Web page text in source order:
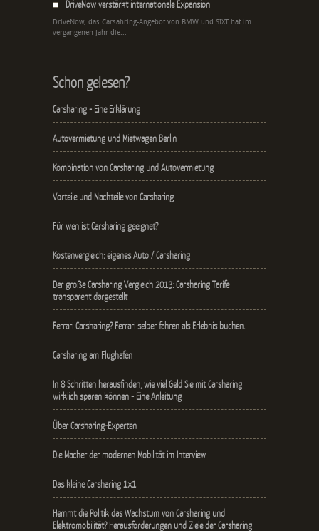
DriveNow verstärkt internationale Expansion
DriveNow, das Carsahring-Angebot von BMW und SIXT hat im
vergangenen Jahr die...
Schon gelesen?
Carsharing - Eine Erklärung
Autovermietung und Mietwagen Berlin
Kombination von Carsharing und Autovermietung
Vorteile und Nachteile von Carsharing
Für wen ist Carsharing geeignet?
Kostenvergleich: eigenes Auto / Carsharing
Der große Carsharing Vergleich 2013: Carsharing Tarife
transparent dargestellt
Ferrari Carsharing? Ferrari selber fahren als Erlebnis buchen.
Carsharing am Flughafen
In 8 Schritten herausfinden, wie viel Geld Sie mit Carsharing
wirklich sparen können - Eine Anleitung
Über Carsharing-Experten
Die Macher der modernen Mobilität im Interview
Das kleine Carsharing 1x1
Hemmt die Politik das Wachstum von Carsharing und
Elektromobilität? Herausforderungen und Ziele der Carsharing